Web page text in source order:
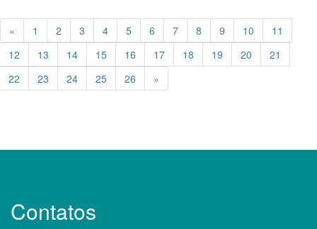
« 1 2 3 4 5 6 7 8 9 10
11
12
13 14 15 16 17 18 19 20
21
22
23 24 25 26 »
Contatos